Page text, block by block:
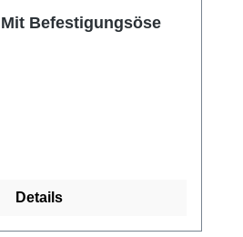
Befestigungsöse
Details